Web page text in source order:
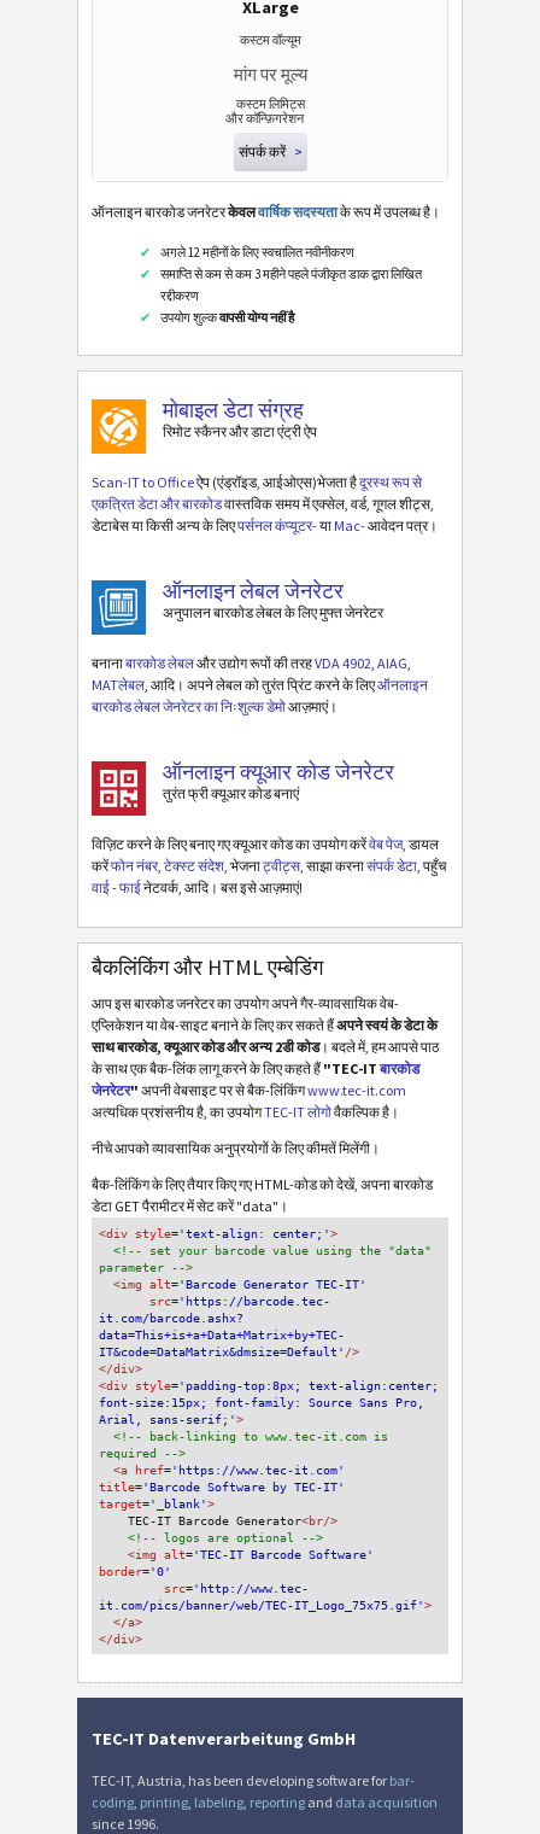
XLarge
कस्टम वॉल्यूम
मांग पर मूल्य
कस्टम लिमिट्स
और कॉन्फ़िगरेशन
संपर्क करें >
ऑनलाइन बारकोड जनरेटरकेवलवार्षिक सदस्यताके रूप में उपलब्ध है।
अगले 12 महीनों के लिए स्वचालित नवीनीकरण
समाप्ति से कम से कम 3 महीने पहले पंजीकृत डाक द्वारा लिखित
रद्दीकरण
उपयोग शुल्कवापसी योग्य नहीं है
मोबाइल डेटा संग्रह
रिमोट स्कैनर और डाटा एंट्री ऐप
Scan-IT to Officeऐप (एंड्रॉइड, आईओएस)भेजता हैदूरस्थ रूप से
एकत्रित डेटा और बारकोडवास्तविक समय में एक्सेल, वर्ड, गूगल शीट्स,
डेटाबेस या किसी अन्य के लिएपर्सनल कंप्यूटर-या Mac-आवेदन पत्र।
ऑनलाइन लेबल जेनरेटर
अनुपालन बारकोड लेबल के लिए मुफ्त जेनरेटर
बनानाबारकोड लेबलऔर उद्योग रूपों की तरहVDA 4902 AIAG
MATलेबल , आदि। अपने लेबल को तुरंत प्रिंट करने के लिएऑनलाइन
बारकोड लेबल जेनरेटर का निःशुल्क डेमोआज़माएं।
ऑनलाइन क्यूआर कोड जेनरेटर
तुरंत फ्री क्यूआर कोड बनाएं
विज़िट करने के लिए बनाए गए क्यूआर कोड का उपयोग करेंवेब पेज, डायल
करेंफोन नंबर, टेक्स्ट संदेश , भेजनाट्वीट्स , साझा करनासंपर्क डेटा , पहुँच
वाई - फाईनेटवर्क, आदि। बस इसे आज़माएं!
बैकलिंकिंग और HTML एम्बेडिंग
आप इस बारकोड जनरेटर का उपयोग अपने गैर-व्यावसायिक वेब-
एप्लिकेशन या वेब-साइट बनाने के लिए कर सकते हैंअपने स्वयं के डेटा के
साथ बारकोड, क्यूआर कोड और अन्य 2डी कोड। बदले में, हम आपसे पाठ
के साथ एक बैक-लिंक लागू करने के लिए कहते हैं"TEC-IT बारकोड
जेनरेटर" अपनी वेबसाइट पर से बैक-लिंकिंगwww.tec-it.com
अत्यधिक प्रशंसनीय है, का उपयोगTEC-IT लोगोवैकल्पिक है।
नीचे आपको व्यावसायिक अनुप्रयोगों के लिए कीमतें मिलेंगी।
बैक-लिंकिंग के लिए तैयार किए गए HTML-कोड को देखें, अपना बारकोड
डेटा GET पैरामीटर में सेट करें "data"।
<div style='text-align: center;'>
<!-- set your barcode value using the "data"
parameter -->
<img alt='Barcode Generator TEC-IT'
src='https://barcode.tec-
it.com/barcode.ashx?
data=This+is+a+Data+Matrix+by+TEC-
IT&code=DataMatrix&dmsize=Default' />
</div>
<div style='padding-top:8px; text-align:center;
font-size:15px; font-family: Source Sans Pro,
Arial, sans-serif;'>
<!-- back-linking to www.tec-it.com is
required -->
<a href='https://www.tec-it.com'
title='Barcode Software by TEC-IT'
target='_blank'>
TEC-IT Barcode Generator<br/>
<!-- logos are optional -->
<img alt='TEC-IT Barcode Software'
border='0'
src='http://www.tec-
it.com/pics/banner/web/TEC-IT_Logo_75x75.gif'>
</a>
</div>
TEC-IT Datenverarbeitung GmbH
TEC-IT, Austria, has been developing software for bar-
coding printing labeling reporting and data acquisition
since 1996.